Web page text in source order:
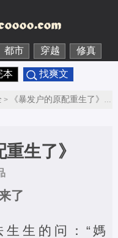
都市 穿越 修真
本 找爽文
> 《暴发户的原配重生了》 >
生了》
了
生的问：“媽